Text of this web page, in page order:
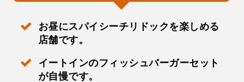
お昼にスパイシーチリドックを楽しめる
店舗です。
イートインのフィッシュバーガーセット
が自慢です。